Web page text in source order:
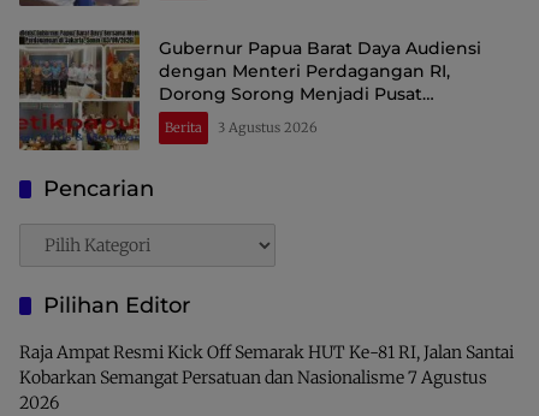
Gubernur Papua Barat Daya Audiensi
dengan Menteri Perdagangan RI,
Dorong Sorong Menjadi Pusat
Perdagangan dan Ekspor Kawasan Timur
Indonesia
Berita 3 Agustus 2026
Pencarian
Pencarian
Pilihan Editor
Raja Ampat Resmi Kick Off Semarak HUT Ke-81 RI, Jalan Santai
Kobarkan Semangat Persatuan dan Nasionalisme7 Agustus
2026